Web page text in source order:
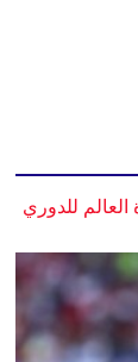
للدوري